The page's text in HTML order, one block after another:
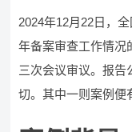
2024年12月22日，
年备案审查工作情况
三次会议审议。报告
切。其中一则案例便